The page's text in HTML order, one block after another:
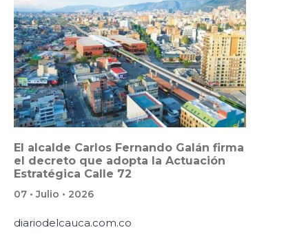
El alcalde Carlos Fernando Galán firma
el decreto que adopta la Actuación
Estratégica Calle 72
07 • Julio • 2026
diariodelcauca.com.co